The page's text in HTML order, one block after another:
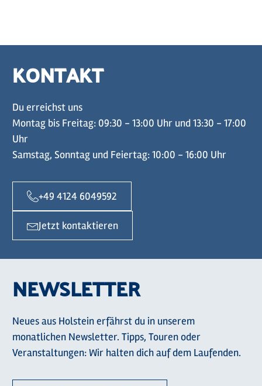
KONTAKT
Du erreichst uns
Montag bis Freitag: 09:30 - 13:00 Uhr und 13:30 - 17:00
Uhr
Samstag, Sonntag und Feiertag: 10:00 - 16:00 Uhr
+49 4124 6049592
Jetzt kontaktieren
NEWSLETTER
Neues aus Holstein erfährst du in unserem
monatlichen Newsletter. Tipps, Touren oder
Veranstaltungen: Wir halten dich auf dem Laufenden.